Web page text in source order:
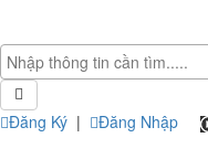
Đăng Ký | Đăng Nhập